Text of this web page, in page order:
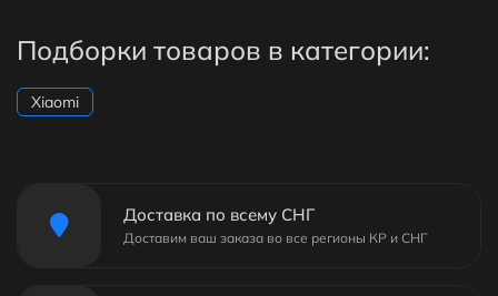
Подборки товаров в категории:
Xiaomi
Доставка по всему СНГ
Доставим ваш заказа во все регионы КР и СНГ